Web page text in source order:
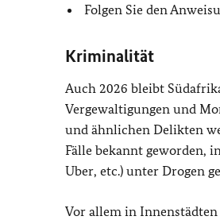
Folgen Sie den
Kriminalität
Auch 2026 bleibt
Vergewaltigungen und
und ähnlichen Delikten
Fälle bekannt geworden,
Uber, etc.) unter Drogen
Vor allem in Innenstädten